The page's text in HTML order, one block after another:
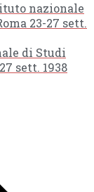
nazionale
23-27 sett.
di Studi
sett. 1938